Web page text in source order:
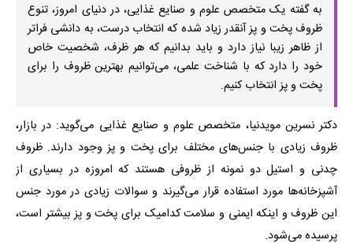
به گفته یک متخصص علوم و صنایع غذایی، در دنیای امروز، تنوع
ظروف پخت‌ و پز آنقدر زیاد شده که انتخاب درست، به دانشی فراتر
از ظاهر زیبا نیاز دارد و باید بدانیم که هر ظرف، شخصیت خاص
خود را دارد که با شناخت علمی، می‌توانیم بهترین ظروف را برای
پخت و پز انتخاب کنیم.
دکتر نسرین مویدنیا، متخصص علوم و صنایع غذایی می‌گوید: در بازار،
ظروف زیادی با جنس‌های مختلف برای پخت و پز وجود دارند. ظروف
چدنی و استیل دو نمونه از ظروفی هستند که امروزه در بسیاری از
آشپزخانه‌ها مورد استفاده قرار می‌گیرند و سوالات زیادی در مورد جنس
این ظروف و اینکه ایمنی و سلامت کدامیک برای پخت و پز بیشتر است،
پرسیده می‌شود.